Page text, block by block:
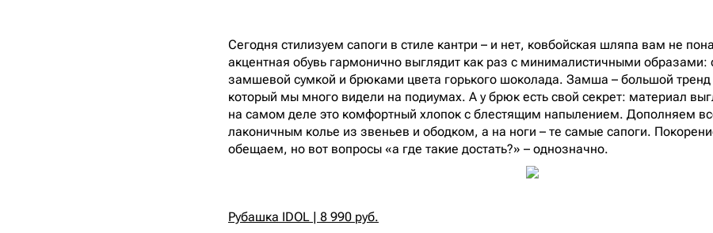
Сегодня стилизуем сапоги в стиле кантри – и нет, ковбойская шляпа вам не
акцентная обувь гармонично выглядит как раз с минималистичными образами:
замшевой сумкой и брюками цвета горького шоколада. Замша – большой тренд
который мы много видели на подиумах. А у брюк есть свой секрет: материал
на самом деле это комфортный хлопок с блестящим напылением. Дополняем
лаконичным колье из звеньев и ободком, а на ноги – те самые сапоги.
обещаем, но вот вопросы «а где такие достать?» – однозначно.
Рубашка IDOL | 8 990 руб.